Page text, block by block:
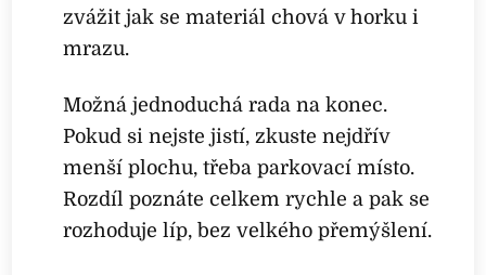
zvážit jak se materiál chová v horku i
mrazu.
Možná jednoduchá rada na konec.
Pokud si nejste jistí, zkuste nejdřív
menší plochu, třeba parkovací místo.
Rozdíl poznáte celkem rychle a pak se
rozhoduje líp, bez velkého přemýšlení.